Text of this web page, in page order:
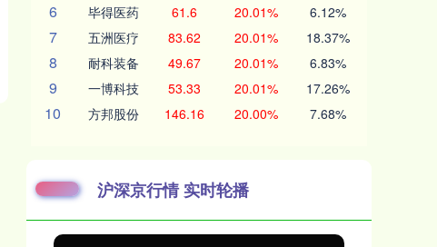
6 毕得医药 61.6 20.01% 6.12%
7 五洲医疗 83.62 20.01% 18.37%
8 耐科装备 49.67 20.01% 6.83%
9 一博科技 53.33 20.01% 17.26%
10 方邦股份 146.16 20.00% 7.68%
沪深京行情 实时轮播